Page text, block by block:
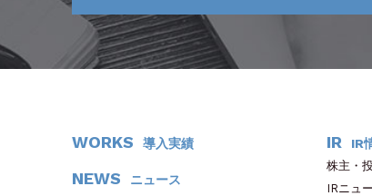
WORKS 導入実績
NEWS ニュース
IR IR
株主・
IRニュ